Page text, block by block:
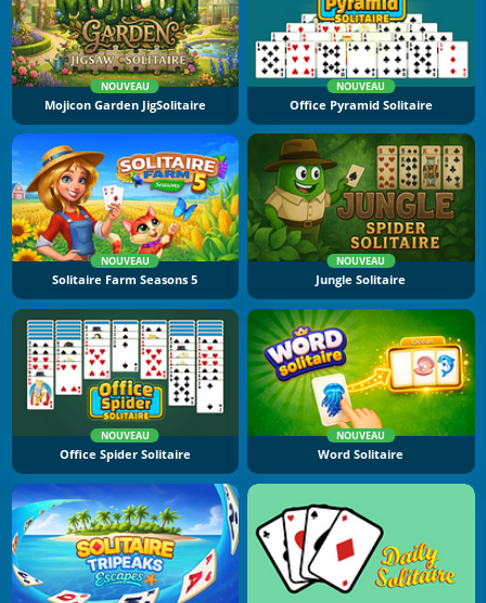
NOUVEAU
Mojicon Garden JigSolitaire
NOUVEAU
Office Pyramid Solitaire
NOUVEAU
Solitaire Farm Seasons 5
NOUVEAU
Jungle Solitaire
NOUVEAU
Office Spider Solitaire
NOUVEAU
Word Solitaire